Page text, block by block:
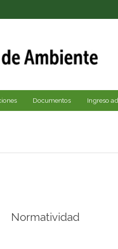
Documentos Ingreso
Normatividad